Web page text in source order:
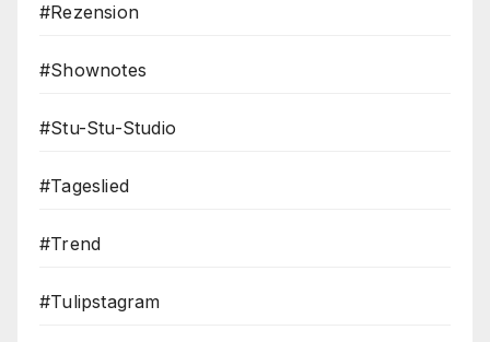
#Rezension
#Shownotes
#Stu-Stu-Studio
#Tageslied
#Trend
#Tulipstagram